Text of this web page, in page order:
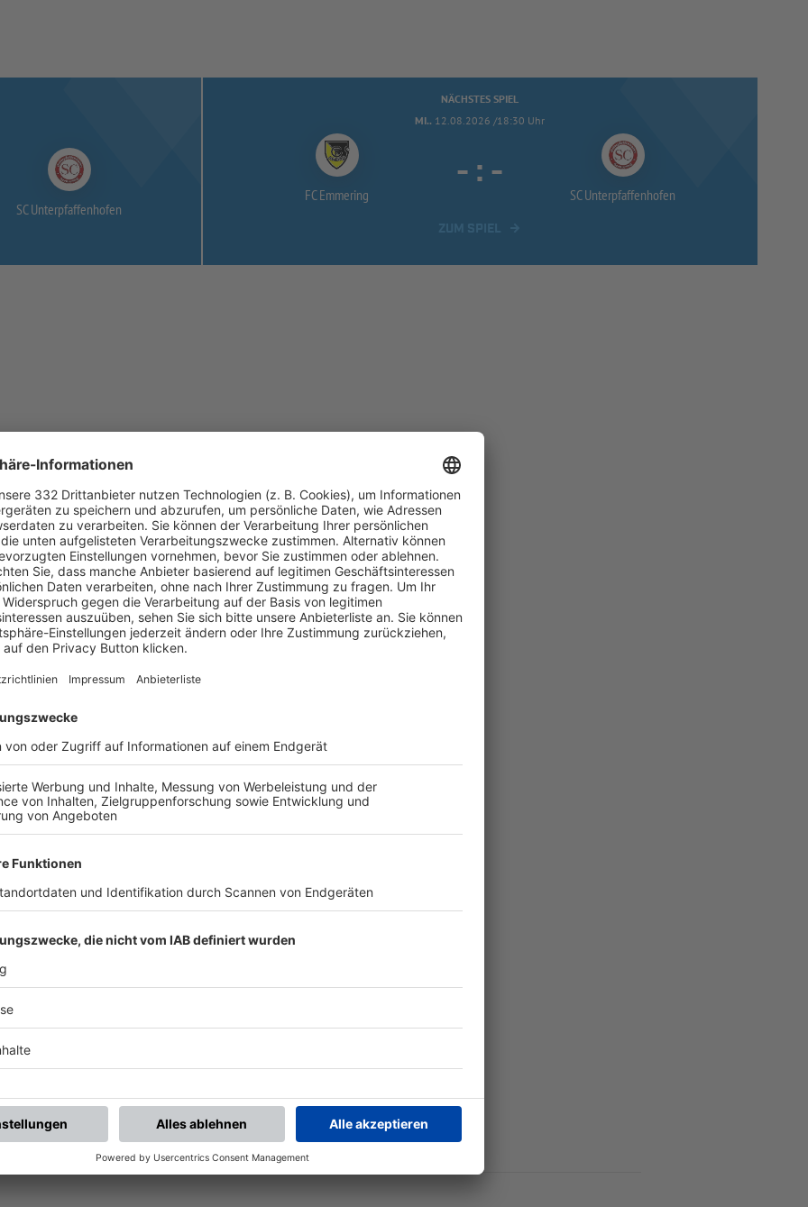
SC Unterpfaffenhofen
NÄCHSTES SPIEL
MI.. 12.08.2026 /18:30 Uhr
FC Emmering
- : -
SC Unterpfaffenhofen
UNSERE NEUIGKEITEN FÜR DICH